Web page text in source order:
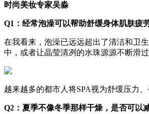
时尚美妆专家吴淼
Q1：经常泡澡可以帮助舒缓身体肌肤疲
在我看来，泡澡已远远超出了清洁和卫
中，或者让晶莹清冽的水珠源源不断滑
越来越多的都市人将SPA视为舒缓压力
Q2：夏季不像冬季那样干燥，是否可以